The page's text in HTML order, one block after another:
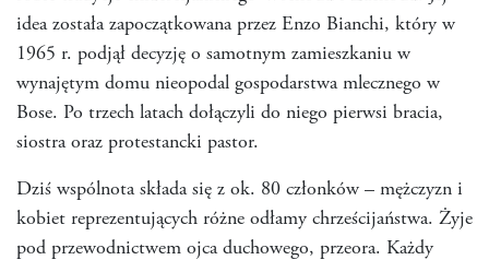
idea została zapoczątkowana przez Enzo Bianchi, który w
1965 r. podjął decyzję o samotnym zamieszkaniu w
wynajętym domu nieopodal gospodarstwa mlecznego w
Bose. Po trzech latach dołączyli do niego pierwsi bracia,
siostra oraz protestancki pastor.
Dziś wspólnota składa się z ok. 80 członków – mężczyzn i
kobiet reprezentujących różne odłamy chrześcijaństwa. Żyje
pod przewodnictwem ojca duchowego, przeora. Każdy